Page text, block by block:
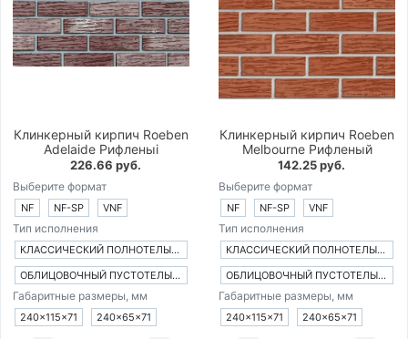
Клинкерный кирпич Roeben
Adelaide Рифленыi
226.66 руб.
Выберите формат
NF NF-SP VNF
Тип исполнения
КЛАССИЧЕСКИЙ ПОЛНОТЕЛЫЙ КИРПИЧ
ОБЛИЦОВОЧНЫЙ ПУСТОТЕЛЫЙ КИРПИЧ
Габаритные размеры, мм
240×115×71 240×65×71
Клинкерный кирпич Roeben
Melbourne Рифленый
142.25 руб.
Выберите формат
NF NF-SP VNF
Тип исполнения
КЛАССИЧЕСКИЙ ПОЛНОТЕЛЫЙ КИРПИЧ
ОБЛИЦОВОЧНЫЙ ПУСТОТЕЛЫЙ КИРПИЧ
Габаритные размеры, мм
240×115×71 240×65×71